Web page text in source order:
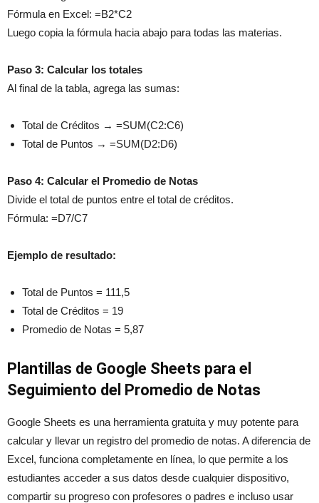
Fórmula en Excel: =B2*C2
Luego copia la fórmula hacia abajo para todas las materias.
Paso 3: Calcular los totales
Al final de la tabla, agrega las sumas:
Total de Créditos → =SUM(C2:C6)
Total de Puntos → =SUM(D2:D6)
Paso 4: Calcular el Promedio de Notas
Divide el total de puntos entre el total de créditos.
Fórmula: =D7/C7
Ejemplo de resultado:
Total de Puntos = 111,5
Total de Créditos = 19
Promedio de Notas = 5,87
Plantillas de Google Sheets para el
Seguimiento del Promedio de Notas
Google Sheets es una herramienta gratuita y muy potente para
calcular y llevar un registro del promedio de notas. A diferencia de
Excel, funciona completamente en línea, lo que permite a los
estudiantes acceder a sus datos desde cualquier dispositivo,
compartir su progreso con profesores o padres e incluso usar